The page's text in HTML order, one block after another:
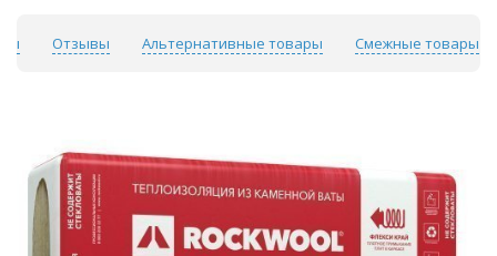
Отзывы Альтернативные товары Смежные товары